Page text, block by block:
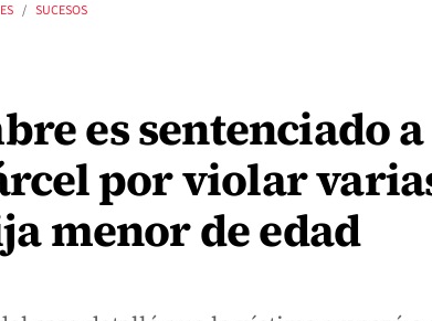
SUCESOS
es sentenciado a
por violar
menor de edad